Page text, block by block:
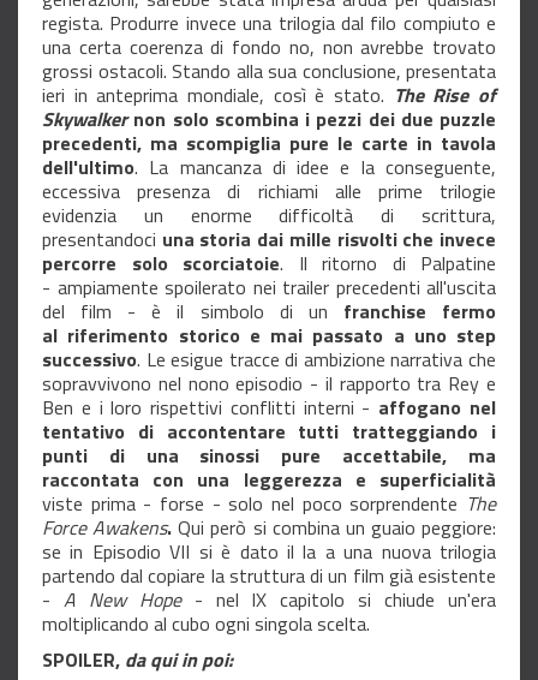
regista. Produrre invece una trilogia dal filo compiuto e
una certa coerenza di fondo no, non avrebbe trovato
grossi ostacoli. Stando alla sua conclusione, presentata
ieri in anteprima mondiale, così è stato. The Rise of
Skywalkernon solo scombina i pezzi dei due puzzle
precedenti, ma scompiglia pure le carte in tavola
dell'ultimo. La mancanza di idee e la conseguente,
eccessiva presenza di richiami alle prime trilogie
evidenzia un enorme difficoltà di scrittura,
presentandoci una storia dai mille risvolti che invece
percorre solo scorciatoie. Il ritorno di Palpatine
- ampiamente spoilerato nei trailer precedenti all'uscita
del film - è il simbolo di un franchise fermo
al riferimento storico e mai passato a uno step
successivo. Le esigue tracce di ambizione narrativa che
sopravvivono nel nono episodio - il rapporto tra Rey e
Ben e i loro rispettivi conflitti interni - affogano nel
tentativo di accontentare tutti tratteggiando i
punti di una sinossi pure accettabile, ma
raccontata con una leggerezza e superficialità
viste prima - forse - solo nel poco sorprendente The
Force Awakens. Qui però si combina un guaio peggiore:
se in Episodio VII si è dato il la a una nuova trilogia
partendo dal copiare la struttura di un film già esistente
- A New Hope- nel IX capitolo si chiude un'era
moltiplicando al cubo ogni singola scelta.
SPOILER, da qui in poi: